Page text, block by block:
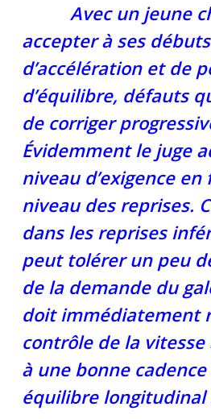
Avec un jeune
accepter à ses
d’accélération et de
d’équilibre, défauts
de corriger
Évidemment le juge
niveau d’exigence
niveau des reprises.
dans les reprises
peut tolérer un peu
de la demande du
doit immédiatement
contrôle de la
à une bonne
équilibre longitudinal